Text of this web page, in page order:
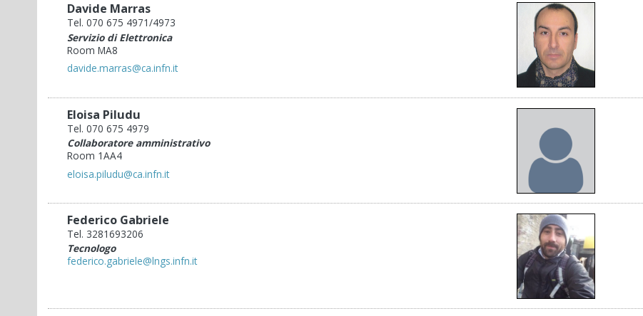
Davide Marras
Tel. 070 675 4971/4973
Servizio di Elettronica
Room MA8
davide.marras@ca.infn.it
Eloisa Piludu
Tel. 070 675 4979
Collaboratore amministrativo
Room 1AA4
eloisa.piludu@ca.infn.it
Federico Gabriele
Tel. 3281693206
Tecnologo
federico.gabriele@lngs.infn.it